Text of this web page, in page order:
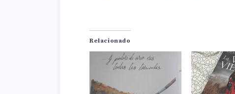
Relacionado